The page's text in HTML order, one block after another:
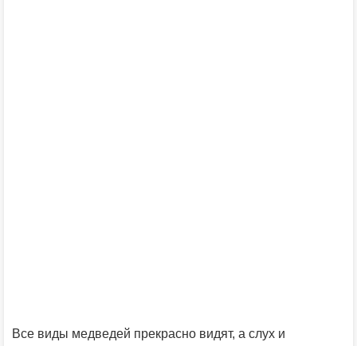
Все виды медведей прекрасно видят, а слух и